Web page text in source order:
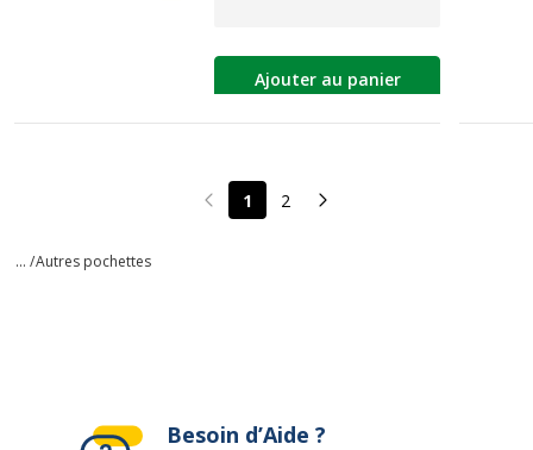
Ajouter au panier
Page précédente
1 2 Page suivante
... /Autres pochettes
Besoin d’Aide ?